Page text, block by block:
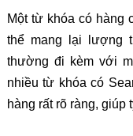
Một từ khóa có hàng
thể mang lại lượng
thường đi kèm với
nhiều từ khóa có
hàng rất rõ ràng, giúp